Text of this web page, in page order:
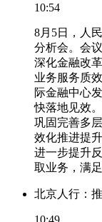
10:54
8月5日，人
分析会。会
深化金融改
业务服务质
际金融中心
快落地见效
巩固完善多
效化推进提
进一步提升
取业务，满
北京人行：
10:49